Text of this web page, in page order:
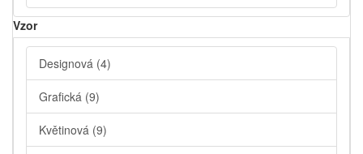
Vzor
Designová (4)
Grafická (9)
Květinová (9)